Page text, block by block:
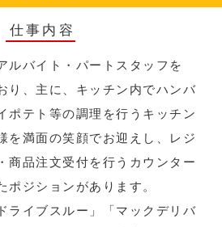
仕事内容
ルバイト・パートスタッフを
り、主に、キッチン内でハンバ
ポテト等の調理を行うキッチン
を満面の笑顔でお迎えし、レジ
商品注文受付を行うカウンター
ポジションがあります。
ライブスルー」「マックデリバ